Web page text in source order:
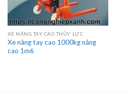
XE NÂNG TAY CAO THỦY LỰC
Xe nâng tay cao 1000kg nâng
cao 1m6